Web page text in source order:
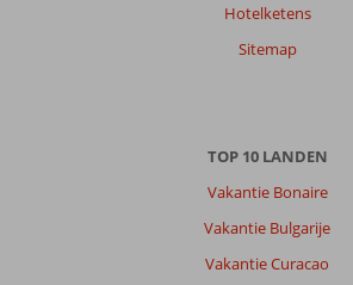
Hotelketens
Sitemap
TOP 10 LANDEN
Vakantie Bonaire
Vakantie Bulgarije
Vakantie Curacao